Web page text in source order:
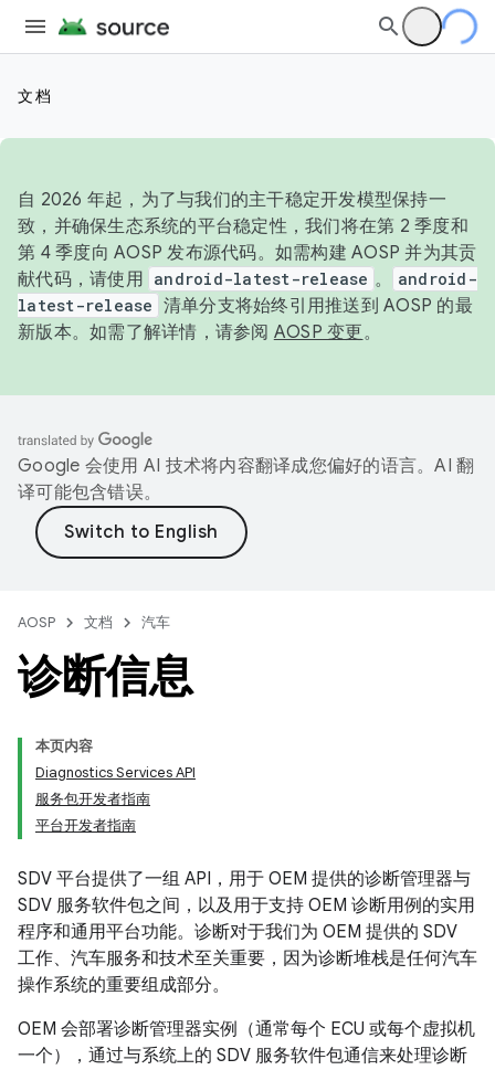
文档
自 2026 年起，为了与我们的主干稳定开发模型保持一
致，并确保生态系统的平台稳定性，我们将在第 2 季度和
第 4 季度向 AOSP 发布源代码。如需构建 AOSP 并为其贡
献代码，请使用 android-latest-release 。
android-
latest-release 清单分支将始终引用推送到 AOSP 的最
新版本。如需了解详情，请参阅 AOSP 变更。
Google 会使用 AI 技术将内容翻译成您偏好的语言。AI 翻
译可能包含错误。
AOSP 文档 汽车
诊断信息
本页内容
Diagnostics Services API
服务包开发者指南
平台开发者指南
SDV 平台提供了一组 API，用于 OEM 提供的诊断管理器与
SDV 服务软件包之间，以及用于支持 OEM 诊断用例的实用
程序和通用平台功能。诊断对于我们为 OEM 提供的 SDV
工作、汽车服务和技术至关重要，因为诊断堆栈是任何汽车
操作系统的重要组成部分。
OEM 会部署诊断管理器实例（通常每个 ECU 或每个虚拟机
一个），通过与系统上的 SDV 服务软件包通信来处理诊断